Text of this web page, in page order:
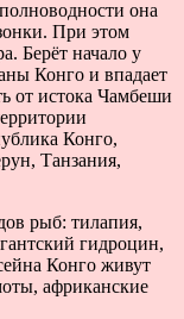
она
При этом
Берёт начало у
Конго и впадает
от истока Чамбеши
Конго,
Танзания,
рыб: тилапия,
гидроцин,
Конго живут
африканские